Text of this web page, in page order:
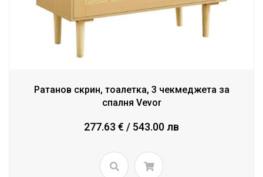
Ратанов скрин, тоалетка, 3 чекмеджета за
спалня Vevor
277.63 € / 543.00 лв